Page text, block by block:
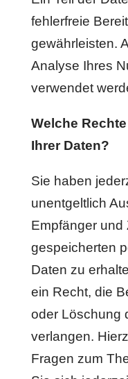
fehlerfreie
gewährleisten.
Analyse Ihres
verwendet
Welche
Ihrer Daten?
Sie haben
unentgeltlich
Empfänger und
gespeicherten
Daten zu
ein Recht, die
oder Löschung
verlangen.
Fragen zum